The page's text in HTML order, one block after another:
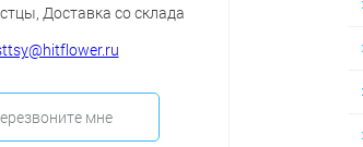
Доставка со склада
мне